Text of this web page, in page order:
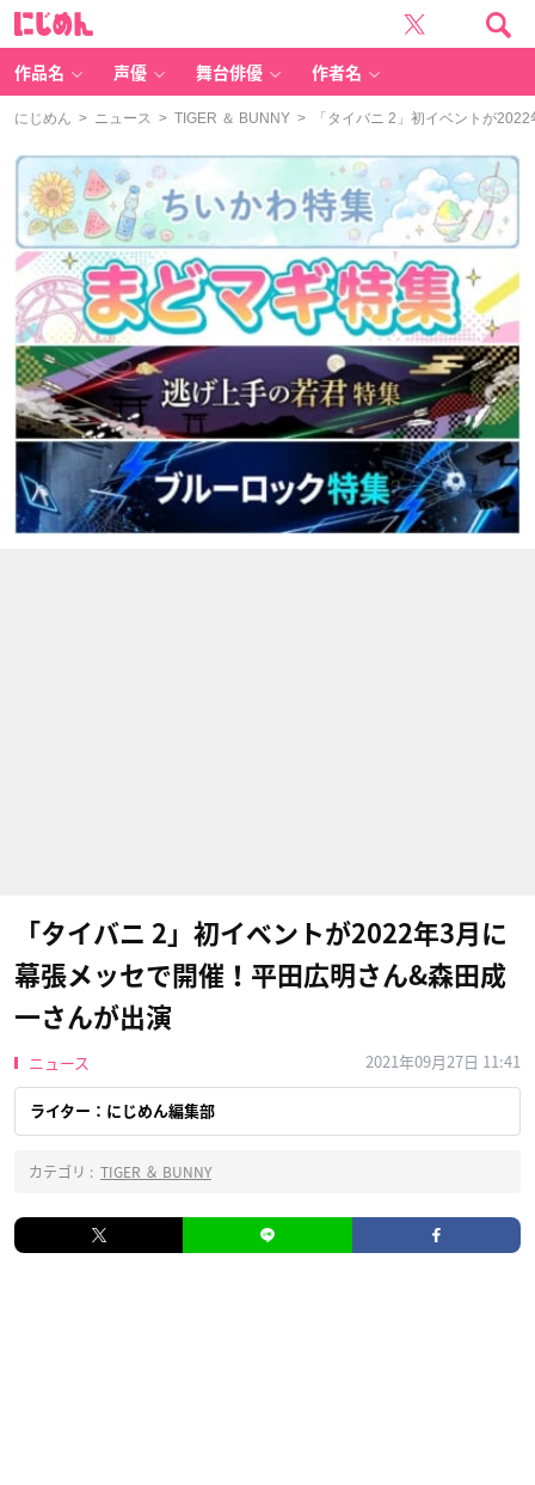
作品名 声優 舞台俳優 作者名
にじめん > ニュース > TIGER ＆ BUNNY > 「タイバニ 2」初イベントが
「タイバニ 2」初イベントが2022年3月に
幕張メッセで開催！平田広明さん&森田成
一さんが出演
ニュース 2021年09月27日 11:41
ライター：にじめん編集部
カテゴリ : TIGER ＆ BUNNY